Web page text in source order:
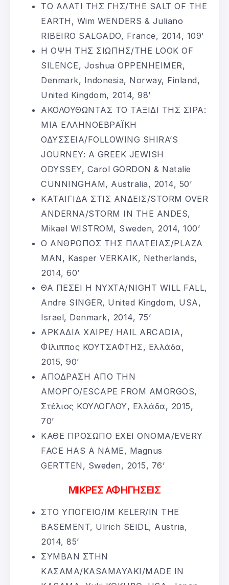
ΤΟ ΑΛΑΤΙ ΤΗΣ ΓΗΣ/THE SALT OF THE
EARTH, Wim WENDERS & Juliano
RIBEIRO SALGADO, France, 2014, 109’
Η ΟΨΗ ΤΗΣ ΣΙΩΠΗΣ/THE LOOK OF
SILENCE, Joshua OPPENHEIMER,
Denmark, Indonesia, Norway, Finland,
United Kingdom, 2014, 98’
ΑΚΟΛΟΥΘΩΝΤΑΣ ΤΟ ΤΑΞΙΔΙ ΤΗΣ ΣΙΡΑ:
ΜΙΑ ΕΛΛΗΝΟΕΒΡΑΪΚΗ
ΟΔΥΣΣΕΙΑ/FOLLOWING SHIRA’S
JOURNEY: A GREEK JEWISH
ODYSSEY, Carol GORDON & Natalie
CUNNINGHAM, Australia, 2014, 50’
ΚΑΤΑΙΓΙΔΑ ΣΤΙΣ ΑΝΔΕΙΣ/STORM OVER
ANDERNA/STORM IN THE ANDES,
Mikael WISTROM, Sweden, 2014, 100’
Ο ΑΝΘΡΩΠΟΣ ΤΗΣ ΠΛΑΤΕΙΑΣ/PLAZA
MAN, Kasper VERKAIK, Netherlands,
2014, 60’
ΘΑ ΠΕΣΕΙ Η ΝΥΧΤΑ/NIGHT WILL FALL,
Andre SINGER, United Kingdom, USA,
Israel, Denmark, 2014, 75’
ΑΡΚΑΔΙΑ ΧΑΙΡΕ/ HAIL ARCADIA,
Φίλιππος ΚΟΥΤΣΑΦΤΗΣ, Ελλάδα,
2015, 90’
ΑΠΟΔΡΑΣΗ ΑΠΟ ΤΗΝ
ΑΜΟΡΓΟ/ESCAPE FROM AMORGOS,
Στέλιος ΚΟΥΛΟΓΛΟΥ, Ελλάδα, 2015,
70’
ΚΑΘΕ ΠΡΟΣΩΠΟ ΕΧΕΙ ΟΝΟΜΑ/EVERY
FACE HAS A NAME, Magnus
GERTTEN, Sweden, 2015, 76’
ΜΙΚΡΕΣ ΑΦΗΓΗΣΕΙΣ
ΣΤΟ ΥΠΟΓΕΙΟ/IM KELER/IN THE
BASEMENT, Ulrich SEIDL, Austria,
2014, 85’
ΣΥΜΒΑΝ ΣΤΗΝ
ΚΑΣΑΜΑ/KASAMAYAKI/MADE IN